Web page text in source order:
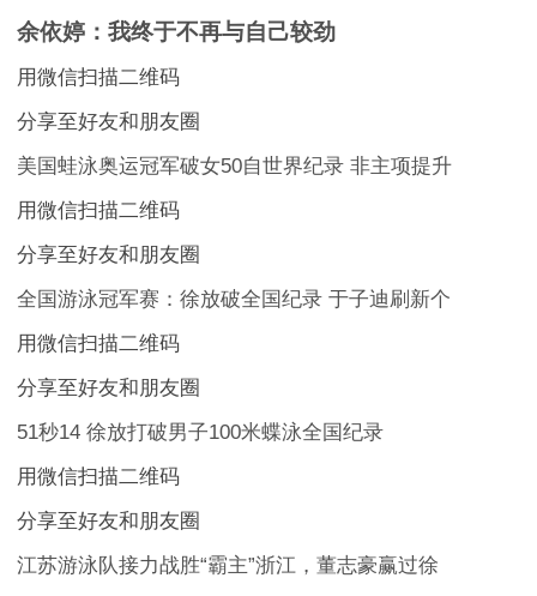
余依婷：我终于不再与自己较劲
用微信扫描二维码
分享至好友和朋友圈
美国蛙泳奥运冠军破女50自世界纪录 非主项提升
用微信扫描二维码
分享至好友和朋友圈
全国游泳冠军赛：徐放破全国纪录 于子迪刷新个
用微信扫描二维码
分享至好友和朋友圈
51秒14 徐放打破男子100米蝶泳全国纪录
用微信扫描二维码
分享至好友和朋友圈
江苏游泳队接力战胜“霸主”浙江，董志豪赢过徐